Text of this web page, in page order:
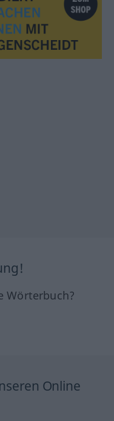
Wörterbuch?
Online